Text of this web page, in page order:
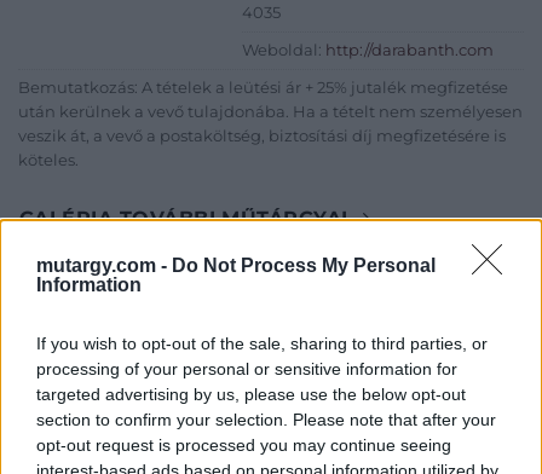
mutargy.com - Do Not Process My Personal
Information
If you wish to opt-out of the sale, sharing to third parties, or
processing of your personal or sensitive information for
targeted advertising by us, please use the below opt-out
section to confirm your selection. Please note that after your
opt-out request is processed you may continue seeing
4035
Weboldal: http://darabanth.com
Bemutatkozás: A tételek a leütési ár + 25% jutalék megfizetése
után kerülnek a vevő tulajdonába. Ha a tételt nem személyesen
veszik át, a vevő a postaköltség, biztosítási díj megfizetésére is
köteles.
GALÉRIA TOVÁBBI MŰTÁRGYAI
KAPCSOLÓDÓ MŰTÁRGYAK